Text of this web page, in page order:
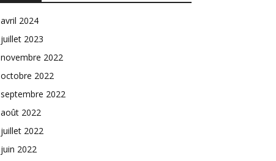
avril 2024
juillet 2023
novembre 2022
octobre 2022
septembre 2022
août 2022
juillet 2022
juin 2022